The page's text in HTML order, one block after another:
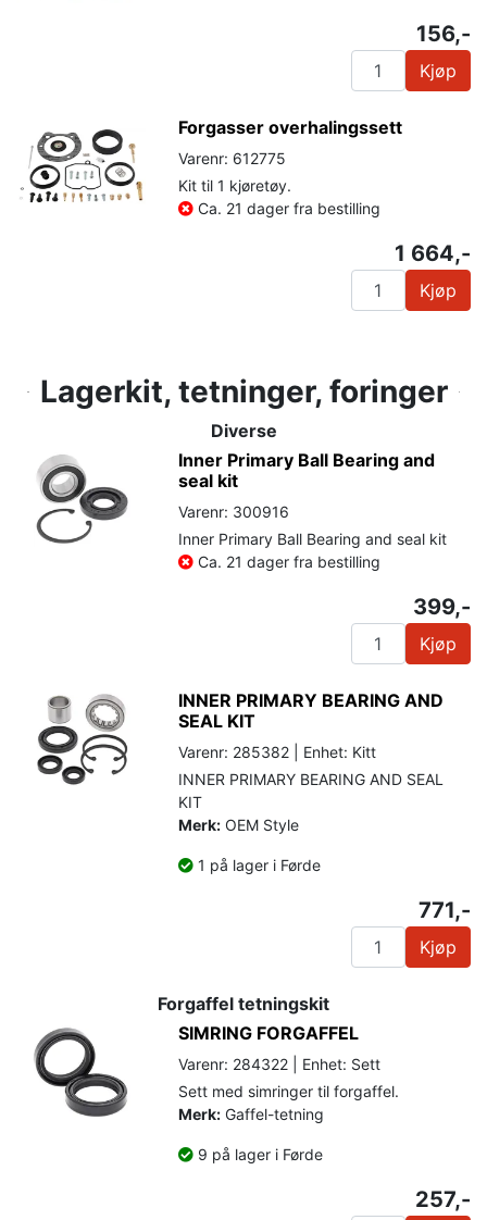
156,-
Kjøp
Forgasser overhalingssett
Varenr: 612775
Kit til 1 kjøretøy.
Ca. 21 dager fra bestilling
1 664,-
Kjøp
Lagerkit, tetninger, foringer
Diverse
Inner Primary Ball Bearing and
seal kit
Varenr: 300916
Inner Primary Ball Bearing and seal kit
Ca. 21 dager fra bestilling
399,-
Kjøp
INNER PRIMARY BEARING AND
SEAL KIT
Varenr: 285382 | Enhet: Kitt
INNER PRIMARY BEARING AND SEAL
KIT
Merk: OEM Style
1 på lager i Førde
771,-
Kjøp
Forgaffel tetningskit
SIMRING FORGAFFEL
Varenr: 284322 | Enhet: Sett
Sett med simringer til forgaffel.
Merk: Gaffel-tetning
9 på lager i Førde
257,-